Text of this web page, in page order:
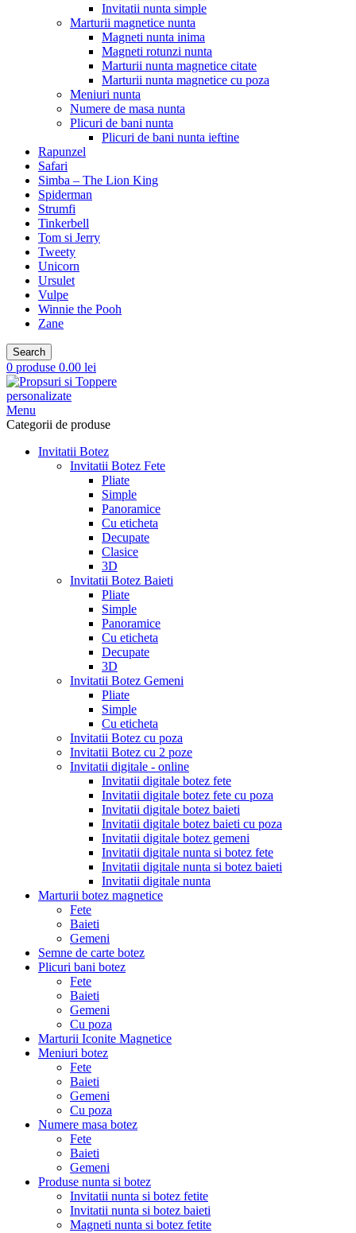
Invitatii nunta simple
Marturii magnetice nunta
Magneti nunta inima
Magneti rotunzi nunta
Marturii nunta magnetice citate
Marturii nunta magnetice cu poza
Meniuri nunta
Numere de masa nunta
Plicuri de bani nunta
Plicuri de bani nunta ieftine
Rapunzel
Safari
Simba – The Lion King
Spiderman
Strumfi
Tinkerbell
Tom si Jerry
Tweety
Unicorn
Ursulet
Vulpe
Winnie the Pooh
Zane
Search
0 produse 0.00 lei
Menu
Categorii de produse
Invitatii Botez
Invitatii Botez Fete
Pliate
Simple
Panoramice
Cu eticheta
Decupate
Clasice
3D
Invitatii Botez Baieti
Pliate
Simple
Panoramice
Cu eticheta
Decupate
3D
Invitatii Botez Gemeni
Pliate
Simple
Cu eticheta
Invitatii Botez cu poza
Invitatii Botez cu 2 poze
Invitatii digitale - online
Invitatii digitale botez fete
Invitatii digitale botez fete cu poza
Invitatii digitale botez baieti
Invitatii digitale botez baieti cu poza
Invitatii digitale botez gemeni
Invitatii digitale nunta si botez fete
Invitatii digitale nunta si botez baieti
Invitatii digitale nunta
Marturii botez magnetice
Fete
Baieti
Gemeni
Semne de carte botez
Plicuri bani botez
Fete
Baieti
Gemeni
Cu poza
Marturii Iconite Magnetice
Meniuri botez
Fete
Baieti
Gemeni
Cu poza
Numere masa botez
Fete
Baieti
Gemeni
Produse nunta si botez
Invitatii nunta si botez fetite
Invitatii nunta si botez baieti
Magneti nunta si botez fetite